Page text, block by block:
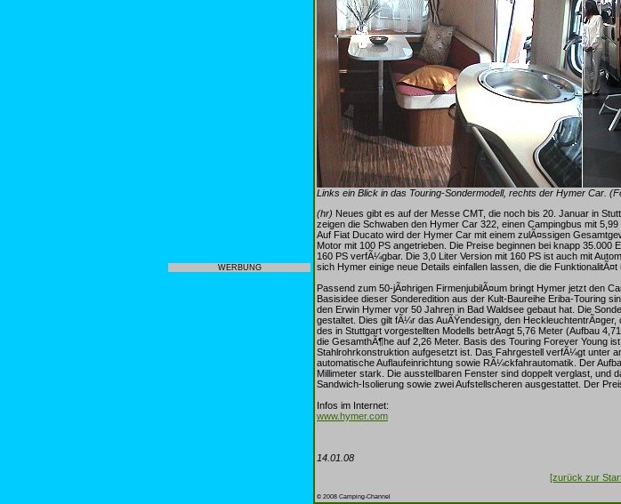
WERBUNG
Links ein Blick in das Touring-Sondermodell, rechts der Hymer Car.
(hr) Neues gibt es auf der Messe CMT, die noch bis 20. Januar in
zeigen die Schwaben den Hymer Car 322, einen Campingbus mit
Auf Fiat Ducato wird der Hymer Car mit einem zulÃ¤ssigen
Motor mit 100 PS angetrieben. Die Preise beginnen bei knapp 35.000
160 PS verfÃ¼gbar. Die 3,0 Liter Version mit 160 PS ist auch mit
sich Hymer einige neue Details einfallen lassen, die die
Passend zum 50-jÃ¤hrigen FirmenjubilÃ¤um bringt Hymer jetzt den
Basisidee dieser Sonderedition aus der Kult-Baureihe Eriba-Touring
den Erwin Hymer vor 50 Jahren in Bad Waldsee gebaut hat. Die
gestaltet. Dies gilt fÃ¼r das AuÃŸendesign, den
des in Stuttgart vorgestellten Modells betrÃ¤gt 5,76 Meter (Aufbau
die GesamthÃ¶he auf 2,26 Meter. Basis des Touring Forever Young
Stahlrohrkonstruktion aufgesetzt ist. Das Fahrgestell verfÃ¼gt unter
automatische Auflaufeinrichtung sowie RÃ¼ckfahrautomatik. Der
Millimeter stark. Die ausstellbaren Fenster sind doppelt verglast, und
Sandwich-Isolierung sowie zwei Aufstellscheren ausgestattet. Der
Infos im Internet:
www.hymer.com
14.01.08
[zurück zur
© 2008 Camping-Channel